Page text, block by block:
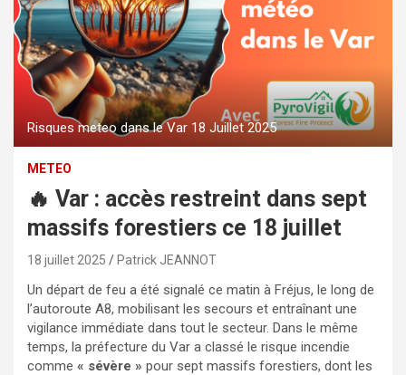
Risques meteo dans le Var 18 Juillet 2025
METEO
🔥 Var : accès restreint dans sept
massifs forestiers ce 18 juillet
18 juillet 2025 Patrick JEANNOT
Un départ de feu a été signalé ce matin à Fréjus, le long de
l’autoroute A8, mobilisant les secours et entraînant une
vigilance immédiate dans tout le secteur. Dans le même
temps, la préfecture du Var a classé le risque incendie
comme « sévère » pour sept massifs forestiers, dont les